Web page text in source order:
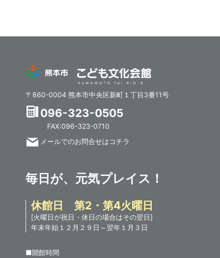
〒860-0004 熊本市中央区新町１丁目3番11号
096-323-0505
FAX:096-323-0710
メールでのお問合せはコチラ
毎日が、元気プレイス！
休館日 第2・第4火曜日
[火曜日が祝日・休日の場合はその翌日]
年末年始１２月２９日～翌年１月３日
■開館時間